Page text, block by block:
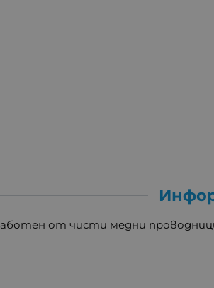
от чисти медни